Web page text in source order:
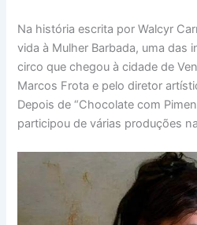
Na história escrita por Walcyr
vida à Mulher Barbada, uma das
circo que chegou à cidade de
Marcos Frota e pelo diretor
Depois de “Chocolate com
participou de várias produções